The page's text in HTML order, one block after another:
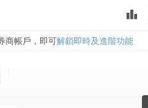
leaderboard
商帳戶，即可解鎖即時及進階功能
用